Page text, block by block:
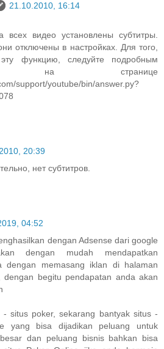
21.10.2010, 16:14
видео установлены субтитры.
отключены в настройках. Для того,
функцию, следуйте подробным
на странице
support/youtube/bin/answer.py?
20:39
нет субтитров.
04:52
dengan Adsense dari google
dengan mudah mendapatkan
dengan memasang iklan di halaman
dengan begitu pendapatan anda akan
situs poker, sekarang bantyak situs -
yang bisa dijadikan peluang untuk
dan peluang bisnis bahkan bisa